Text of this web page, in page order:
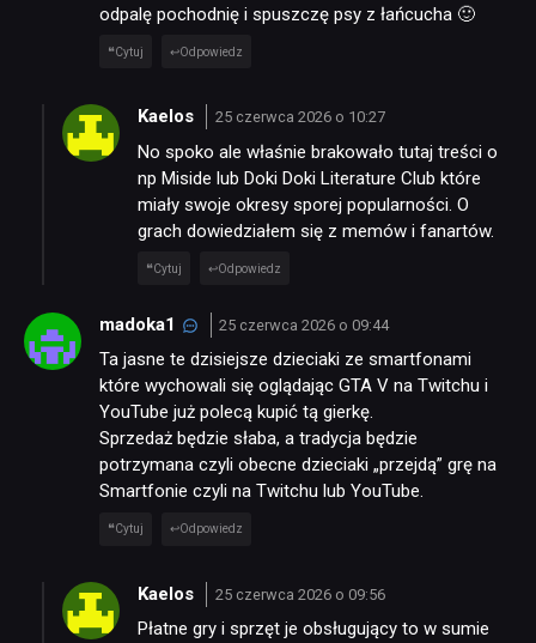
odpalę pochodnię i spuszczę psy z łańcucha 🙂
Cytuj Odpowiedz
Kaelos 25 czerwca 2026 o 10:27
No spoko ale właśnie brakowało tutaj treści o
np Miside lub Doki Doki Literature Club które
miały swoje okresy sporej popularności. O
grach dowiedziałem się z memów i fanartów.
Cytuj Odpowiedz
madoka1 25 czerwca 2026 o 09:44
Ta jasne te dzisiejsze dzieciaki ze smartfonami
które wychowali się oglądając GTA V na Twitchu i
YouTube już polecą kupić tą gierkę.
Sprzedaż będzie słaba, a tradycja będzie
potrzymana czyli obecne dzieciaki „przejdą” grę na
Smartfonie czyli na Twitchu lub YouTube.
Cytuj Odpowiedz
Kaelos 25 czerwca 2026 o 09:56
Płatne gry i sprzęt je obsługujący to w sumie